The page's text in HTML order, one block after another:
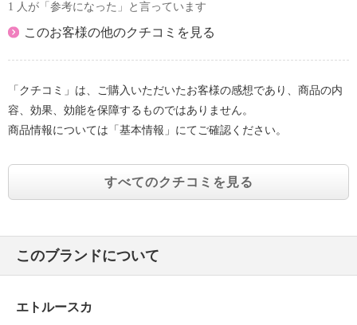
1 人が「参考になった」と言っています
このお客様の他のクチコミを見る
「クチコミ」は、ご購入いただいたお客様の感想であり、商品の内
容、効果、効能を保障するものではありません。
商品情報については「基本情報」にてご確認ください。
すべてのクチコミを見る
このブランドについて
エトルースカ